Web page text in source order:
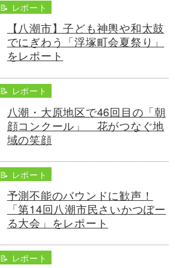
📝 レポート
【八潮市】子ども神輿や和太鼓
でにぎわう「浮塚町会夏祭り」
をレポート
📝 レポート
八潮・大原地区で46回目の「朝
顔コンクール」 花がつなぐ地
域の笑顔
📝 レポート
予測不能のバウンドに歓声！
「第14回八潮市民さいかつぼー
る大会」をレポート
📝 レポート